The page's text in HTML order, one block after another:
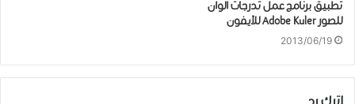
تطبيق برنامج عمل تدرجات الوان
للصور Adobe Kuler للآيفون
2013/06/19